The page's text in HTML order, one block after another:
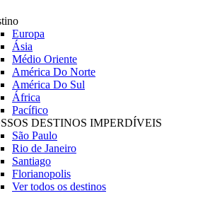
Europa
Ásia
Médio Oriente
América Do Norte
América Do Sul
África
Pacífico
DESTINOS IMPERDÍVEIS
São Paulo
Rio de Janeiro
Santiago
Florianopolis
Ver todos os destinos